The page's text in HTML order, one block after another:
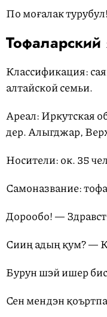
По моғалак
Тофаларский
Классификация:
алтайской семьи.
Ареал: Иркутская
дер. Алыгджар,
Носители: ок. 35
Самоназвание:
Дорообо! —
Сииң адың қум? —
Бурун шэй ишер
Сен мендэн